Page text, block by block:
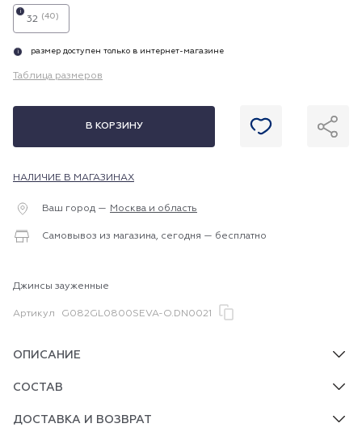
32 (40)
i
i размер доступен только в интернет-магазине
Таблица размеров
В КОРЗИНУ
НАЛИЧИЕ В МАГАЗИНАХ
Ваш город — Москва и область
Самовывоз из магазина, сегодня — бесплатно
Джинсы зауженные
Артикул G082GL0800SEVA-O.DN0021
ОПИСАНИЕ
СОСТАВ
ДОСТАВКА И ВОЗВРАТ